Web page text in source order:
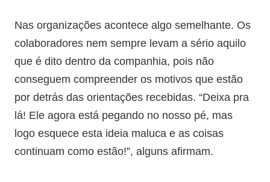
Nas organizações acontece algo semelhante. Os
colaboradores nem sempre levam a sério aquilo
que é dito dentro da companhia, pois não
conseguem compreender os motivos que estão
por detrás das orientações recebidas. “Deixa pra
lá! Ele agora está pegando no nosso pé, mas
logo esquece esta ideia maluca e as coisas
continuam como estão!”, alguns afirmam.